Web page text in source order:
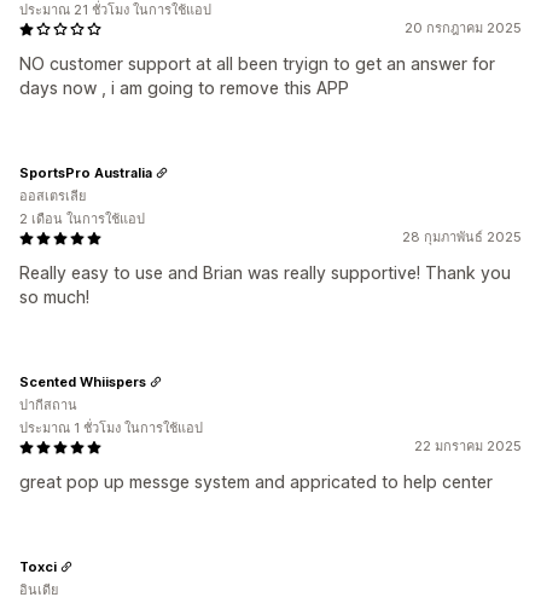
20 กรกฎาคม 2025
NO customer support at all been tryign to get an answer for
days now , i am going to remove this APP
ประมาณ 21 ชั่วโมง ในการใช้แอป
28 กุมภาพันธ์ 2025
Really easy to use and Brian was really supportive! Thank you
so much!
SportsPro Australia
ออสเตรเลีย
2 เดือน ในการใช้แอป
22 มกราคม 2025
great pop up messge system and appricated to help center
Scented Whiispers
ปากีสถาน
ประมาณ 1 ชั่วโมง ในการใช้แอป
Toxci
อินเดีย